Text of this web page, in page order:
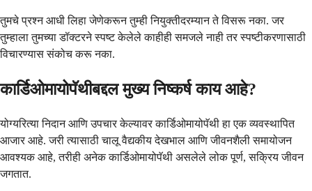
तुमचे प्रश्न आधी लिहा जेणेकरून तुम्ही नियुक्तीदरम्यान ते विसरू नका. जर
तुम्हाला तुमच्या डॉक्टरने स्पष्ट केलेले काहीही समजले नाही तर स्पष्टीकरणासाठी
विचारण्यास संकोच करू नका.
कार्डिओमायोपॅथीबद्दल मुख्य निष्कर्ष काय आहे?
योग्यरित्या निदान आणि उपचार केल्यावर कार्डिओमायोपॅथी हा एक व्यवस्थापित
आजार आहे. जरी त्यासाठी चालू वैद्यकीय देखभाल आणि जीवनशैली समायोजन
आवश्यक आहे, तरीही अनेक कार्डिओमायोपॅथी असलेले लोक पूर्ण, सक्रिय जीवन
जगतात.